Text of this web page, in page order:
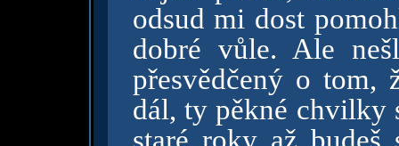
odsud mi dost
dobré vůle. Ale
přesvědčený o tom,
dál, ty pěkné chvilky